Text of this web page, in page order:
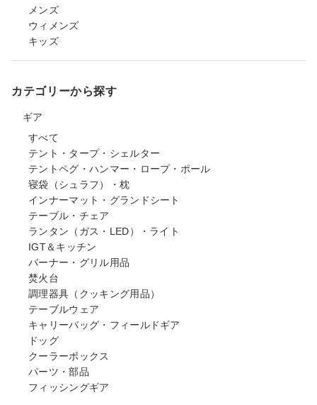
メンズ
ウィメンズ
キッズ
カテゴリーから探す
ギア
すべて
テント・タープ・シェルター
テントペグ・ハンマー・ロープ・ポール
寝袋（シュラフ）・枕
インナーマット・グランドシート
テーブル・チェア
ランタン（ガス・LED）・ライト
IGT＆キッチン
バーナー・グリル用品
焚火台
調理器具（クッキング用品）
テーブルウェア
キャリーバッグ・フィールドギア
ドッグ
クーラーボックス
パーツ・部品
フィッシングギア